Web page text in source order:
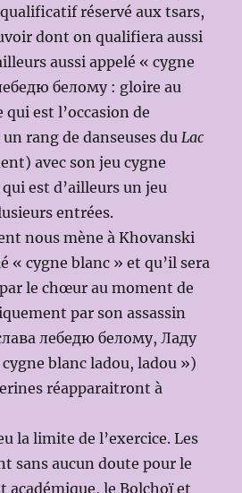
réservé aux tsars,
dont on qualifiera aussi
aussi appelé « cygne
белому : gloire au
est l’occasion de
un rang de danseuses duLac
avec son jeu cygne
est d’ailleurs un jeu
entrées.
nous mène à Khovanski
« cygne blanc » et qu’il sera
le chœur au moment de
par son assassin
лебедю белому, Ладу
blanc ladou, ladou »)
réapparaitront à
la limite de l’exercice. Les
sans aucun doute pour le
académique, le Bolchoï et